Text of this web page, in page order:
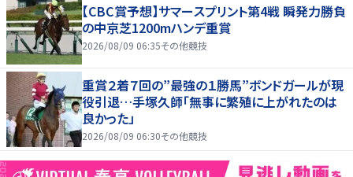
【CBC賞予想】サマースプリント第4戦 瞬発力勝負
の中京芝1200mハンデ重賞
2026/08/09 06:35その他競技
重賞２着７回の”最強の１勝馬”ボンドガールが現
役引退…手塚久師「無事に繁殖に上がれたのは
良かった」
2026/08/09 06:30その他競技